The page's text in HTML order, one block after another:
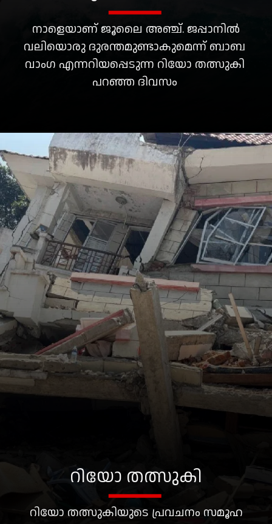
നാളെയാണ് ജൂലൈ അഞ്ച്. ജപ്പാനില്‍
വലിയൊരു ദുരന്തമുണ്ടാകുമെന്ന് ബാബ
വാംഗ എന്നറിയപ്പെടുന്ന റിയോ തത്സുകി
റിയോ തത്സുകിയുടെ പ്രവചനം സമൂഹ
റിയോ തത്സുകി